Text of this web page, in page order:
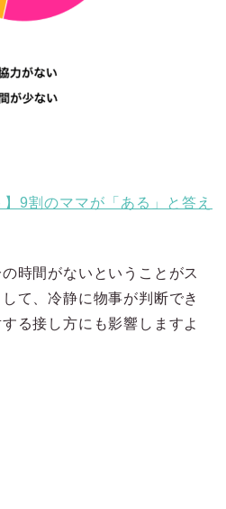
】9割のママが「ある」と答え
時間がないということがス
て、冷静に物事が判断でき
る接し方にも影響しますよ